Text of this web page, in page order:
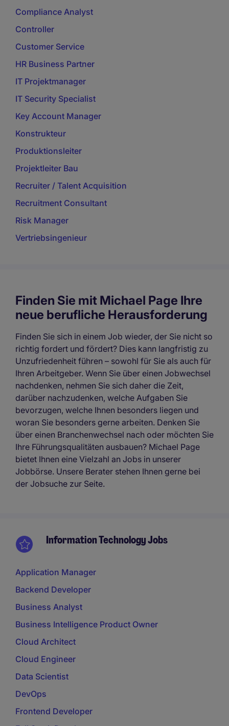
Compliance Analyst
Controller
Customer Service
HR Business Partner
IT Projektmanager
IT Security Specialist
Key Account Manager
Konstrukteur
Produktionsleiter
Projektleiter Bau
Recruiter / Talent Acquisition
Recruitment Consultant
Risk Manager
Vertriebsingenieur
Finden Sie mit Michael Page Ihre
neue berufliche Herausforderung
Finden Sie sich in einem Job wieder, der Sie nicht so
richtig fordert und fördert? Dies kann langfristig zu
Unzufriedenheit führen – sowohl für Sie als auch für
Ihren Arbeitgeber. Wenn Sie über einen Jobwechsel
nachdenken, nehmen Sie sich daher die Zeit,
darüber nachzudenken, welche Aufgaben Sie
bevorzugen, welche Ihnen besonders liegen und
woran Sie besonders gerne arbeiten. Denken Sie
über einen Branchenwechsel nach oder möchten Sie
Ihre Führungsqualitäten ausbauen? Michael Page
bietet Ihnen eine Vielzahl an Jobs in unserer
Jobbörse. Unsere Berater stehen Ihnen gerne bei
der Jobsuche zur Seite.
Information Technology Jobs
Application Manager
Backend Developer
Business Analyst
Business Intelligence Product Owner
Cloud Architect
Cloud Engineer
Data Scientist
DevOps
Frontend Developer